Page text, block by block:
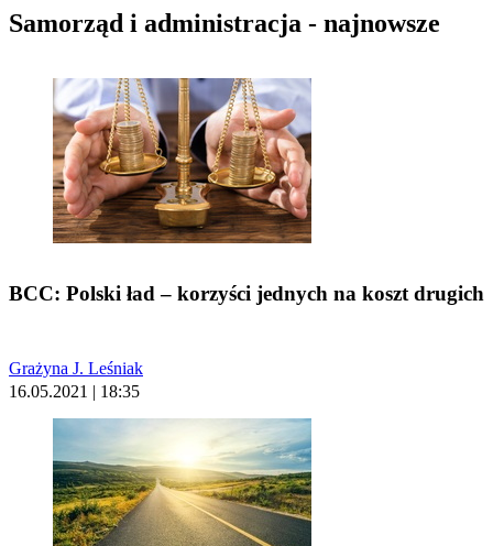
Samorząd i administracja - najnowsze
BCC: Polski ład – korzyści jednych na koszt drugich
Grażyna J. Leśniak
16.05.2021 | 18:35